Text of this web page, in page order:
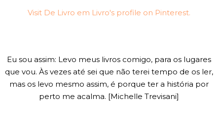
Visit De Livro em Livro's profile on Pinterest.
Eu sou assim: Levo meus livros comigo, para os lugares
que vou. Às vezes até sei que não terei tempo de os ler,
mas os levo mesmo assim, é porque ter a história por
perto me acalma. [Michelle Trevisani]